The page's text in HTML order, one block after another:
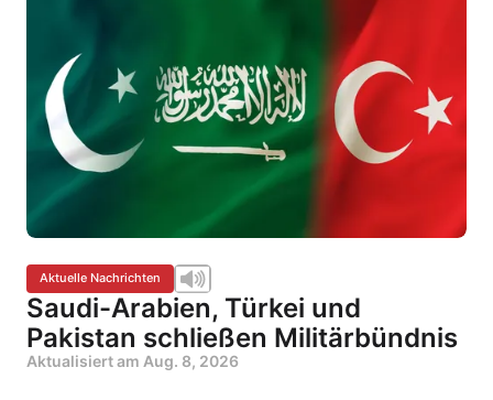
Aktuelle Nachrichten
Saudi-Arabien, Türkei und
Pakistan schließen Militärbündnis
Aktualisiert am Aug. 8, 2026